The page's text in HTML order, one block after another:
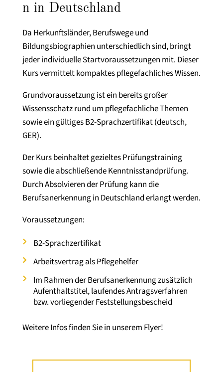
n in Deutschland
Da Herkunftsländer, Berufswege und
Bildungsbiographien unterschiedlich sind, bringt
jeder individuelle Startvoraussetzungen mit. Dieser
Kurs vermittelt kompaktes pflegefachliches Wissen.
Grundvoraussetzung ist ein bereits großer
Wissensschatz rund um pflegefachliche Themen
sowie ein gültiges B2-Sprachzertifikat (deutsch,
GER).
Der Kurs beinhaltet gezieltes Prüfungstraining
sowie die abschließende Kenntnisstandprüfung.
Durch Absolvieren der Prüfung kann die
Berufsanerkennung in Deutschland erlangt werden.
Voraussetzungen:
B2-Sprachzertifikat
Arbeitsvertrag als Pflegehelfer
Im Rahmen der Berufsanerkennung zusätzlich
Aufenthaltstitel, laufendes Antragsverfahren
bzw. vorliegender Feststellungsbescheid
Weitere Infos finden Sie in unserem Flyer!